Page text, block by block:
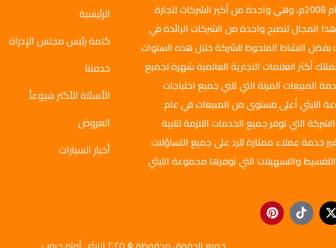
تأسست شركة الليثي أوتو جروب عام 2008م، وهي واحدة من أكبر الشركات لتجارة
المجال لتصبح واحدة من الشركات الرائدة في
بفضل النشاط الملحوظ للشركة خلال هذه السنوات
أكثر العلامات التجارية العالمية شهرة لجميع
المبيعات المرنة التي تلبي جميع احتياجات
الليثي أعلى مستوى من المبيعات في عام
التي توفر جميع الخدمات اللازمة لتلبية
خدمة عملاء ممتازة للرد على جميع التساؤلات
والتسهيلات التي توفرها مجموعة الليثي
الرئيسية
كلمة رئيس مجلس الإدراة
خدمتنا
الأسئلة الأكثر شيوعاً
العروض
أخبار السيارات